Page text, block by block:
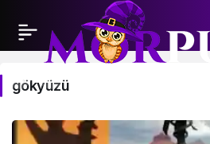
gökyüzü
gökyüzü